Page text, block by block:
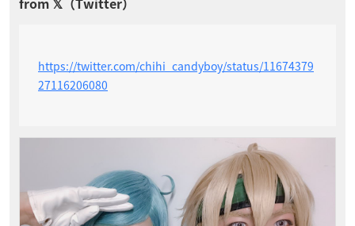
https://twitter.com/chihi_candyboy/status/11674379
27116206080